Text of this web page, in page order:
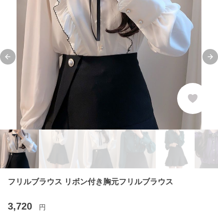
Previous slide
フリルブラウス リボン付き胸元フリルブラウス
3,720 円